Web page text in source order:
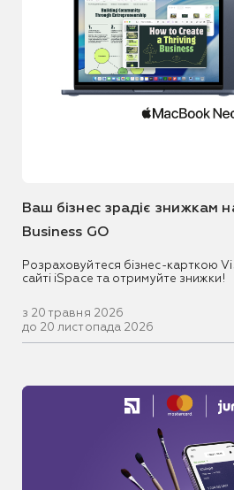
Ваш бізнес зрадіє знижкам
Business GO
Розраховуйтеся бізнес-карткою
сайті iSpace та отримуйте знижки!
з 20 травня 2026
до 20 листопада 2026